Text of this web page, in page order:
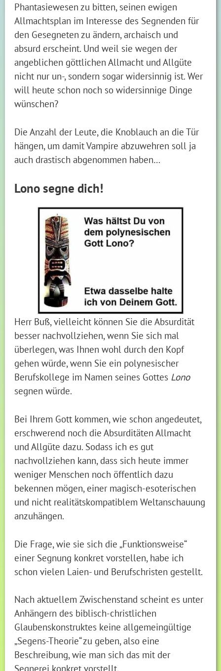
Phantasiewesen zu bitten, seinen ewigen
Allmachtsplan im Interesse des Segnenden für
den Gesegneten zu ändern, archaisch und
absurd erscheint. Und weil sie wegen der
angeblichen göttlichen Allmacht und Allgüte
nicht nur un-, sondern sogar widersinnig ist. Wer
will heute schon noch so widersinnige Dinge
wünschen?
Die Anzahl der Leute, die Knoblauch an die Tür
hängen, um damit Vampire abzuwehren soll ja
auch drastisch abgenommen haben…
Lono segne dich!
Herr Buß, vielleicht können Sie die Absurdität
besser nachvollziehen, wenn Sie sich mal
überlegen, was Ihnen wohl durch den Kopf
gehen würde, wenn Sie ein polynesischer
Berufskollege im Namen seines Gottes Lono
segnen würde.
Bei Ihrem Gott kommen, wie schon angedeutet,
erschwerend noch die Absurditäten Allmacht
und Allgüte dazu. Sodass ich es gut
nachvollziehen kann, dass sich heute immer
weniger Menschen noch öffentlich dazu
bekennen mögen, einer magisch-esoterischen
und nicht realitätskompatiblem Weltanschauung
anzuhängen.
Die Frage, wie sie sich die „Funktionsweise“
einer Segnung konkret vorstellen, habe ich
schon vielen Laien- und Berufschristen gestellt.
Nach aktuellem Zwischenstand scheint es unter
Anhängern des biblisch-christlichen
Glaubenskonstruktes keine allgemeingültige
„Segens-Theorie“ zu geben, also eine
Beschreibung, wie man sich das mit der
Segnerei konkret vorstellt.